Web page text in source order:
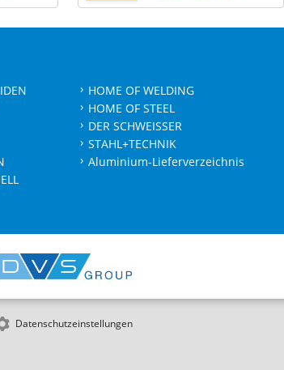
HOME OF WELDING
HOME OF STEEL
DER SCHWEISSER
STAHL+TECHNIK
Aluminium-Lieferverzeichnis
Datenschutzeinstellungen